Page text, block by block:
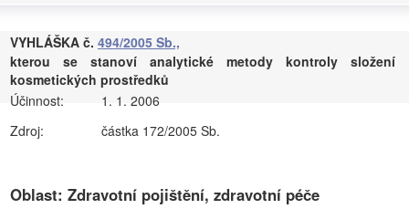
VYHLÁŠKA č. 494/2005 Sb.,
kterou se stanoví analytické metody kontroly složení
kosmetických prostředků
Účinnost:
1. 1. 2006
Zdroj:
částka 172/2005 Sb.
Oblast: Zdravotní pojištění, zdravotní péče